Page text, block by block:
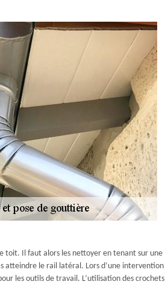
toit. Il faut alors les nettoyer en tenant sur une
atteindre le rail latéral. Lors d’une intervention
les outils de travail. L’utilisation des crochets